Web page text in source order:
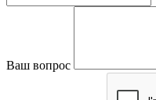
Ваш вопрос